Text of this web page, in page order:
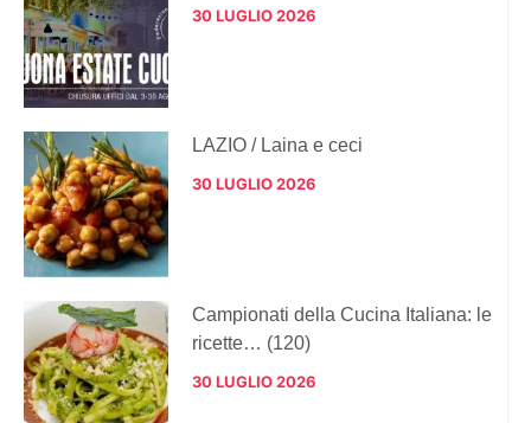
30 LUGLIO 2026
LAZIO / Laina e ceci
30 LUGLIO 2026
Campionati della Cucina Italiana: le
ricette… (120)
30 LUGLIO 2026